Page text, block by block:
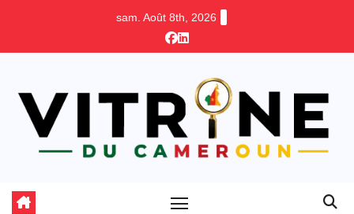
sam. Août 8th, 2026